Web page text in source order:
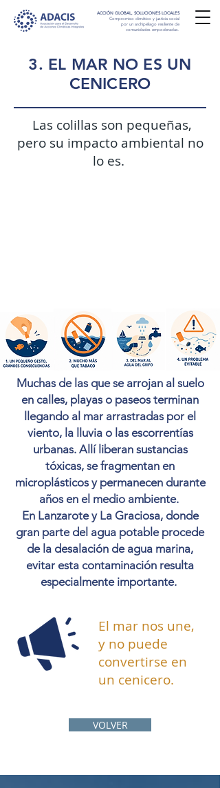
ACCIÓN GLOBAL, SOLUCIONES LOCALES
Compromiso climático y justicia social
por un archipiélago resiliente de
comunidades empoderadas.
3. EL MAR NO ES UN
CENICERO
Las colillas son pequeñas,
pero su impacto ambiental no
lo es.
Muchas de las que se arrojan al suelo
en calles, playas o paseos terminan
llegando al mar arrastradas por el
viento, la lluvia o las escorrentías
urbanas. Allí liberan sustancias
tóxicas, se fragmentan en
microplásticos y permanecen durante
años en el medio ambiente.
En Lanzarote y La Graciosa, donde
gran parte del agua potable procede
de la desalación de agua marina,
evitar esta contaminación resulta
especialmente importante.
El mar nos une,
y no puede
convertirse en
un cenicero.
VOLVER